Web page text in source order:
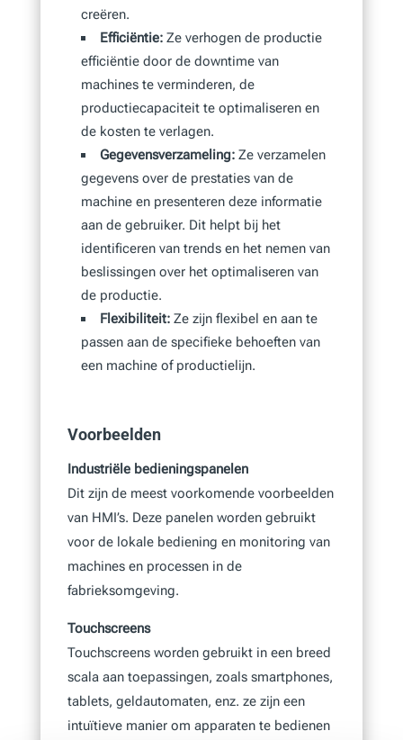
creëren.
Efficiëntie:Ze verhogen de productie
efficiëntie door de downtime van
machines te verminderen, de
productiecapaciteit te optimaliseren en
de kosten te verlagen.
Gegevensverzameling:Ze verzamelen
gegevens over de prestaties van de
machine en presenteren deze informatie
aan de gebruiker. Dit helpt bij het
identificeren van trends en het nemen van
beslissingen over het optimaliseren van
de productie.
Flexibiliteit:Ze zijn flexibel en aan te
passen aan de specifieke behoeften van
een machine of productielijn.
Voorbeelden
Industriële bedieningspanelen
Dit zijn de meest voorkomende voorbeelden
van HMI’s. Deze panelen worden gebruikt
voor de lokale bediening en monitoring van
machines en processen in de
fabrieksomgeving.
Touchscreens
Touchscreens worden gebruikt in een breed
scala aan toepassingen, zoals smartphones,
tablets, geldautomaten, enz. ze zijn een
intuïtieve manier om apparaten te bedienen